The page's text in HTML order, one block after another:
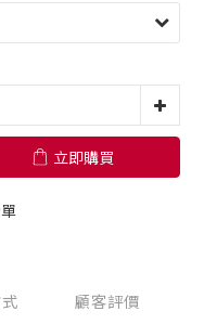
立即購買
顧客評價